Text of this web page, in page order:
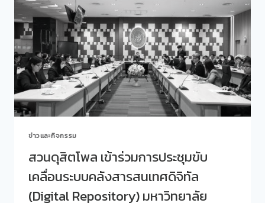
ที่
331
หัวข้อ
“รัก”
ตัว
เอง
อย่างไร?
ไม่
โดน
ภาษี
หลัง
ข่าวและกิจกรรม
สวนดุสิตโพล เข้าร่วมการประชุมขับ
เคลื่อนระบบคลังสารสนเทศดิจิทัล
(Digital Repository) มหาวิทยาลัย